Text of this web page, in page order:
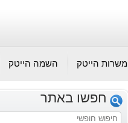
משרות הייטק השמה הייטק
חפשו באתר